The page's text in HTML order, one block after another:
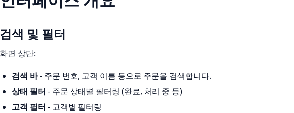
검색 및 필터
화면 상단:
검색 바- 주문 번호, 고객 이름 등으로 주문을 검색합니다.
상태 필터 - 주문 상태별 필터링 (완료, 처리 중 등)
고객 필터 - 고객별 필터링